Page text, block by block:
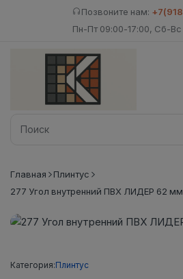
Позвоните нам:
Пн-Пт 09:00-17:00, Сб-Вс
Главная
Плинтус
277 Угол внутренний ПВХ ЛИДЕР 62
Категория:Плинтус